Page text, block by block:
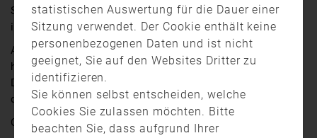
Sturmtief Sabine hat Deutschland in den letzten Tagen
in Atem gehalten.
Auch über unsere Region fegte der Sturm hinweg und
hielt die Einsatzkräfte von Polizei und Feuerwehr im
Dauereinsatz. Wir haben zusammengefasst, wie sehr
der Sturm im Raum Passau gewütet hat.
Quelle:
Niederbayern TV Passau
statistischen Auswertung für die Dauer einer
Sitzung verwendet. Der Cookie enthält keine
personenbezogenen Daten und ist nicht
geeignet, Sie auf den Websites Dritter zu
identifizieren.
Sie können selbst entscheiden, welche
Cookies Sie zulassen möchten. Bitte
beachten Sie, dass aufgrund Ihrer